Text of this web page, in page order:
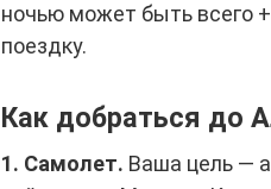
ночью может быть всего
поездку.
Как добраться до
1. Самолет. Ваша цель —